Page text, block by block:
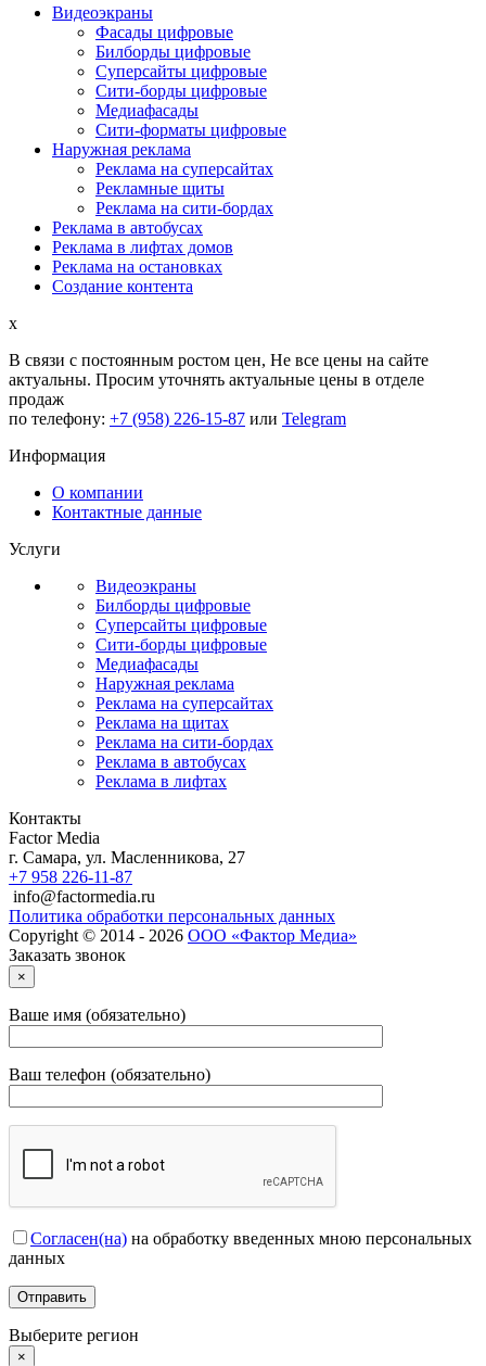
Видеоэкраны
Фасады цифровые
Билборды цифровые
Суперсайты цифровые
Сити-борды цифровые
Медиафасады
Сити-форматы цифровые
Наружная реклама
Реклама на суперсайтах
Рекламные щиты
Реклама на сити-бордах
Реклама в автобусах
Реклама в лифтах домов
Реклама на остановках
Создание контента
x
В связи с постоянным ростом цен, Не все цены на сайте
актуальны. Просим уточнять актуальные цены в отделе
продаж
по телефону: +7 (958) 226-15-87 или Telegram
Информация
О компании
Контактные данные
Услуги
Видеоэкраны
Билборды цифровые
Суперсайты цифровые
Сити-борды цифровые
Медиафасады
Наружная реклама
Реклама на суперсайтах
Реклама на щитах
Реклама на сити-бордах
Реклама в автобусах
Реклама в лифтах
Контакты
Factor Media
г. Самара, ул. Масленникова, 27
+7 958 226-11-87
info@factormedia.ru
Политика обработки персональных данных
Copyright © 2014 - 2026 ООО «Фактор Медиа»
Заказать звонок
×
Ваше имя (обязательно)
Ваш телефон (обязательно)
Согласен(на) на обработку введенных мною персональных
данных
Выберите регион
×